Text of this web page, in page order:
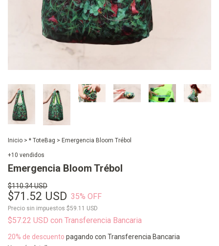
Inicio > * ToteBag > Emergencia Bloom Trébol
+10 vendidos
Emergencia Bloom Trébol
$110.34 USD
$71.52 USD 35% OFF
Precio sin impuestos $59.11 USD
$57.22 USD con Transferencia Bancaria
20% de descuento pagando con Transferencia Bancaria